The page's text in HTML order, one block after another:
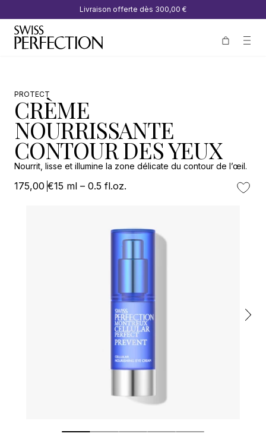
Livraison offerte dès 300,00 €
PROTECT
CRÈME
NOURRISSANTE
CONTOUR DES YEUX
Nourrit, lisse et illumine la zone délicate du contour de l’œil.
175,00 €15 ml – 0.5 fl.oz.